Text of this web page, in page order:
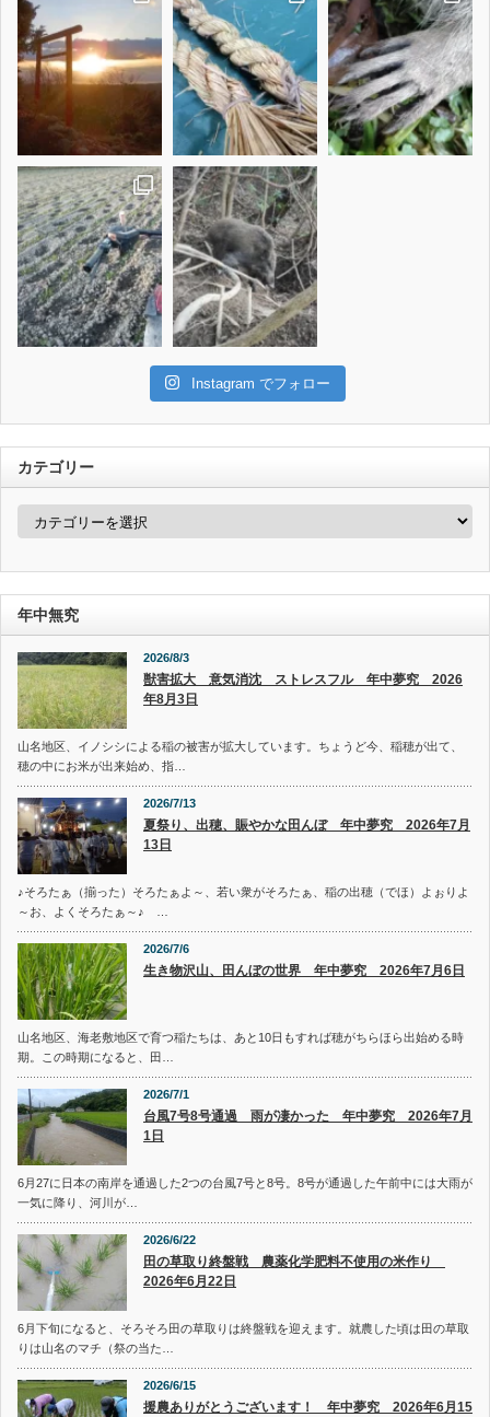
Instagram でフォロー
カテゴリー
カ
ー
年中無究
2026/8/3
獣害拡大 意気消沈 ストレスフル 年中夢究 2026
年8月3日
山名地区、イノシシによる稲の被害が拡大しています。ちょうど今、稲穂が出て、
穂の中にお米が出来始め、指…
2026/7/13
夏祭り、出穂、賑やかな田んぼ 年中夢究 2026年7月
13日
♪そろたぁ（揃った）そろたぁよ～、若い衆がそろたぁ、稲の出穂（でほ）よぉりよ
～お、よくそろたぁ～♪ …
2026/7/6
生き物沢山、田んぼの世界 年中夢究 2026年7月6日
山名地区、海老敷地区で育つ稲たちは、あと10日もすれば穂がちらほら出始める時
期。この時期になると、田…
2026/7/1
台風7号8号通過 雨が凄かった 年中夢究 2026年7月
1日
6月27に日本の南岸を通過した2つの台風7号と8号。8号が通過した午前中には大雨が
一気に降り、河川が…
2026/6/22
田の草取り終盤戦 農薬化学肥料不使用の米作り
2026年6月22日
6月下旬になると、そろそろ田の草取りは終盤戦を迎えます。就農した頃は田の草取
りは山名のマチ（祭の当た…
2026/6/15
援農ありがとうございます！ 年中夢究 2026年6月15